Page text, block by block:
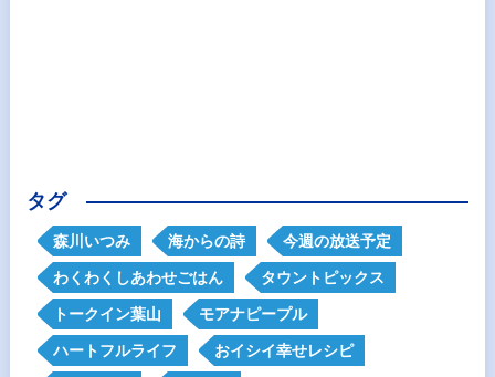
タグ
森川いつみ 海からの詩 今週の放送予定
わくわくしあわせごはん タウントピックス
トークイン葉山 モアナピープル
ハートフルライフ おイシイ幸せレシピ